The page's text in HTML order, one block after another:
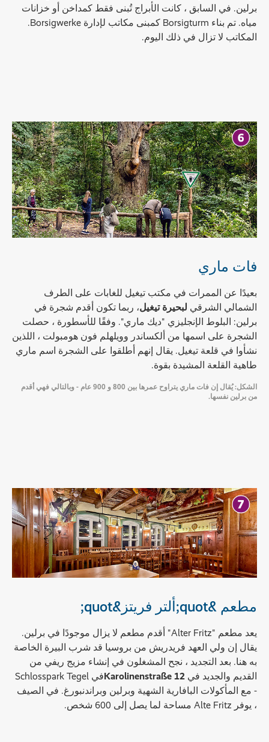
برلين. في السابق ، كانت الأبراج تُبنى فقط كمداخن أو خزانات
مياه. تم بناء Borsigturm كمبنى مكاتب لإدارة Borsigwerke.
المكاتب لا تزال في ذلك اليوم.
فات ماري
بعيدًا عن الممرات في مكتب تيغيل للغابات على الطرف
الشمالي الشرقي لبحيرة تيغيل، ربما تكون أقدم شجرة في
برلين: البلوط الإنجليزي "ديك ماري". وفقًا للأسطورة ، حصلت
الشجرة على اسمها من ألكساندر وويلهلم فون هومبولت ، اللذين
نشأوا في قلعة تيغيل. يقال إنهم أطلقوا على الشجرة اسم ماري
طاهية القلعة المشيدة بقوة.
الشكل: يُقال إن فات ماري يتراوح عمرها بين 800 و 900 عام - وبالتالي فهي أقدم
من برلين نفسها.
مطعم &quot;ألتر فريتز&quot;
يعد مطعم "Alter Fritz" أقدم مطعم لا يزال موجودًا في برلين.
يقال إن ولي العهد فريدريش من بروسيا قد شرب البيرة الخاصة
به هنا. بعد التجديد ، نجح المشغلون في إنشاء مزيج ريفي من
القديم والجديد في Karolinenstraße 12
في Schlosspark Tegel
- مع المأكولات البافارية الشهية وبرلين وبراندنبورغ. في الصيف
، يوفر Alte Fritz مساحة لما يصل إلى 600 شخص.